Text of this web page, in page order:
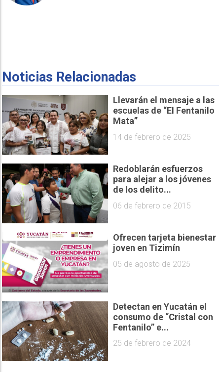
Noticias Relacionadas
Llevarán el mensaje a las
escuelas de “El Fentanilo
Mata”
14 de febrero de 2025
Redoblarán esfuerzos
para alejar a los jóvenes
de los delito...
06 de febrero de 2015
Ofrecen tarjeta bienestar
joven en Tizimín
05 de agosto de 2025
Detectan en Yucatán el
consumo de “Cristal con
Fentanilo” e...
25 de febrero de 2024